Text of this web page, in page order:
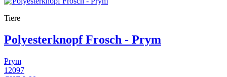
Tiere
Polyesterknopf Frosch - Prym
Prym
12097